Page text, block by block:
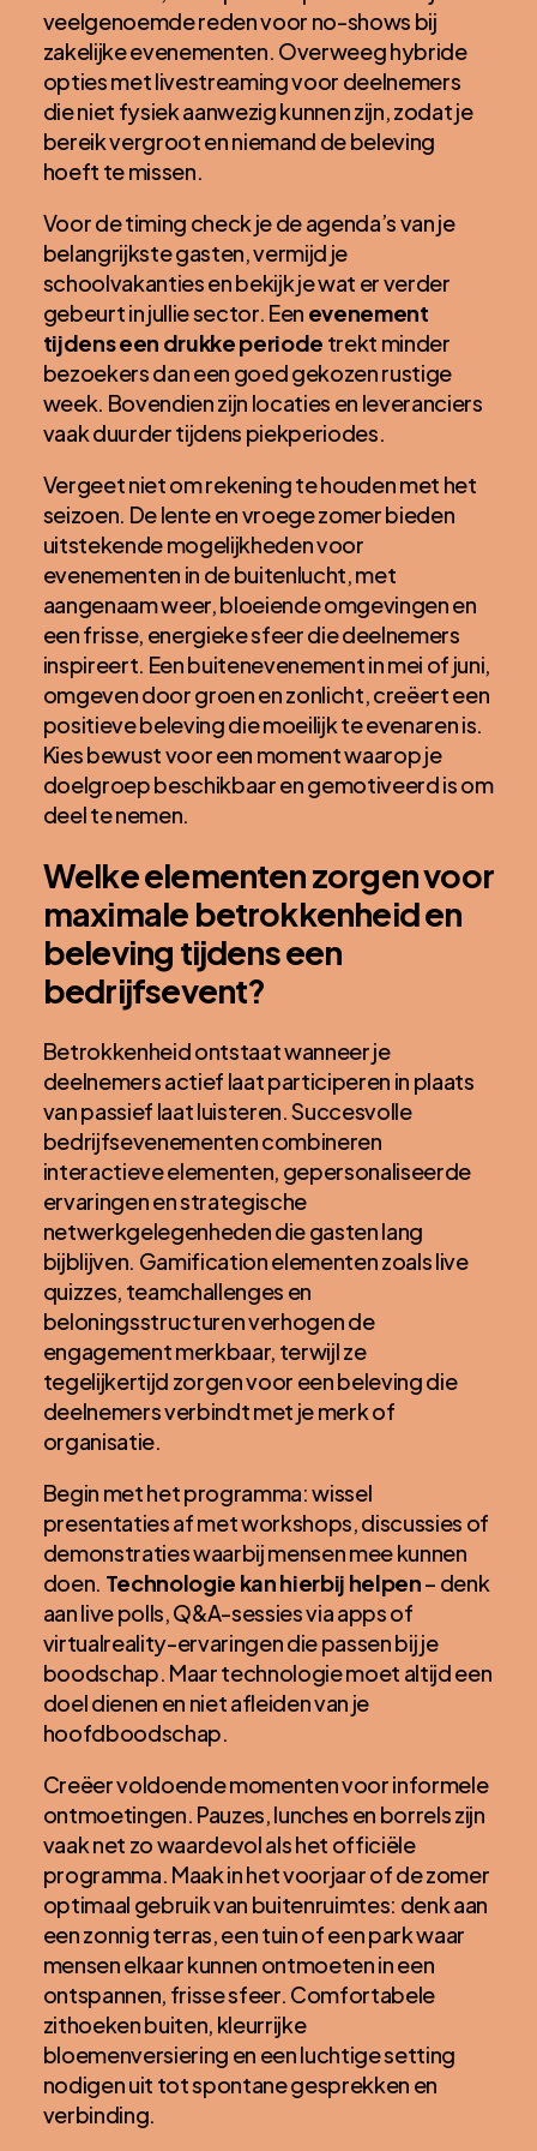
veelgenoemde reden voor no-shows bij
zakelijke evenementen. Overweeg hybride
opties met livestreaming voor deelnemers
die niet fysiek aanwezig kunnen zijn, zodat je
bereik vergroot en niemand de beleving
hoeft te missen.
Voor de timing check je de agenda’s van je
belangrijkste gasten, vermijd je
schoolvakanties en bekijk je wat er verder
gebeurt in jullie sector. Een evenement
tijdens een drukke periode trekt minder
bezoekers dan een goed gekozen rustige
week. Bovendien zijn locaties en leveranciers
vaak duurder tijdens piekperiodes.
Vergeet niet om rekening te houden met het
seizoen. De lente en vroege zomer bieden
uitstekende mogelijkheden voor
evenementen in de buitenlucht, met
aangenaam weer, bloeiende omgevingen en
een frisse, energieke sfeer die deelnemers
inspireert. Een buitenevenement in mei of juni,
omgeven door groen en zonlicht, creëert een
positieve beleving die moeilijk te evenaren is.
Kies bewust voor een moment waarop je
doelgroep beschikbaar en gemotiveerd is om
deel te nemen.
Welke elementen zorgen voor
maximale betrokkenheid en
beleving tijdens een
bedrijfsevent?
Betrokkenheid ontstaat wanneer je
deelnemers actief laat participeren in plaats
van passief laat luisteren. Succesvolle
bedrijfsevenementen combineren
interactieve elementen, gepersonaliseerde
ervaringen en strategische
netwerkgelegenheden die gasten lang
bijblijven. Gamification elementen zoals live
quizzes, teamchallenges en
beloningsstructuren verhogen de
engagement merkbaar, terwijl ze
tegelijkertijd zorgen voor een beleving die
deelnemers verbindt met je merk of
organisatie.
Begin met het programma: wissel
presentaties af met workshops, discussies of
demonstraties waarbij mensen mee kunnen
doen. Technologie kan hierbij helpen– denk
aan live polls, Q&A-sessies via apps of
virtualreality-ervaringen die passen bij je
boodschap. Maar technologie moet altijd een
doel dienen en niet afleiden van je
hoofdboodschap.
Creëer voldoende momenten voor informele
ontmoetingen. Pauzes, lunches en borrels zijn
vaak net zo waardevol als het officiële
programma. Maak in het voorjaar of de zomer
optimaal gebruik van buitenruimtes: denk aan
een zonnig terras, een tuin of een park waar
mensen elkaar kunnen ontmoeten in een
ontspannen, frisse sfeer. Comfortabele
zithoeken buiten, kleurrijke
bloemenversiering en een luchtige setting
nodigen uit tot spontane gesprekken en
verbinding.